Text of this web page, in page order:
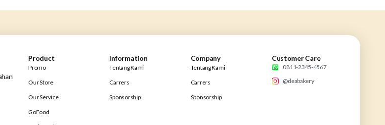
Product
Promo
Our Store
Our Service
GoFood
Information
Tentang Kami
Carrers
Sponsorship
Company
Tentang Kami
Carrers
Sponsorship
Customer Care
0811-2345-4567
@deabakery